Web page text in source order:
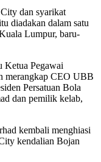
dan syarikat
diadakan dalam satu
Lumpur, baru-
Ketua Pegawai
merangkap CEO UBB
Persatuan Bola
dan pemilik kelab,
kembali menghiasi
kendalian Bojan